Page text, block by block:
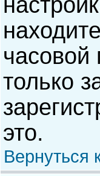
часовой
только
это.
Вернуться